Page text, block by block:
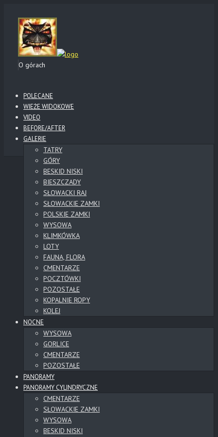
O górach
POLECANE
WIEŻE WIDOKOWE
VIDEO
BEFORE/AFTER
GALERIE
TATRY
GÓRY
BESKID NISKI
BIESZCZADY
SŁOWACKI RAJ
SŁOWACKIE ZAMKI
POLSKIE ZAMKI
WYSOWA
KLIMKÓWKA
LOTY
FAUNA, FLORA
CMENTARZE
POCZTÓWKI
POZOSTAŁE
KOPALNIE ROPY
KOLEJ
NOCNE
WYSOWA
GORLICE
CMENTARZE
POZOSTAŁE
PANORAMY
PANORAMY CYLINDRYCZNE
CMENTARZE
SŁOWACKIE ZAMKI
WYSOWA
BESKID NISKI